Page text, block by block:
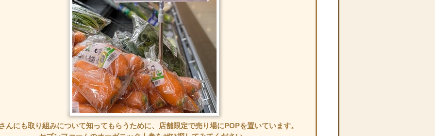
んにも取り組みについて知ってもらうために、店舗限定で売り場にPOPを置いています。